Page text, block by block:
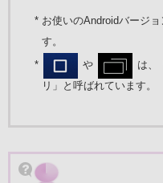
* お使いのAndroidバージョ
す。
* や
は、
リ」と呼ばれています。